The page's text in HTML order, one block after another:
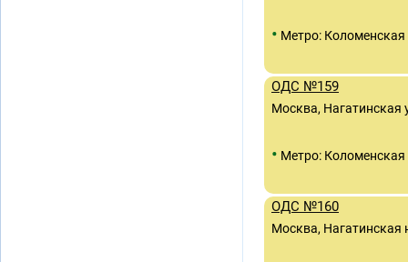
• Метро: Коломенская
ОДС №159
Москва, Нагатинская
• Метро: Коломенская
ОДС №160
Москва, Нагатинская